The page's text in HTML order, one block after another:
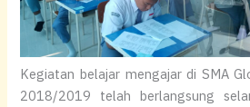
Kegiatan belajar mengajar di SMA
2018/2019 telah berlangsung